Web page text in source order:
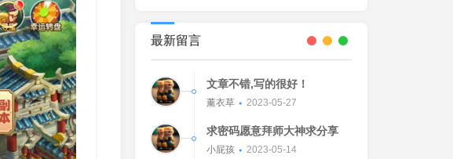
最新留言
文章不错,写的很好！
薰衣草 2023-05-27
求密码愿意拜师大神求分享
小屁孩 2023-05-14